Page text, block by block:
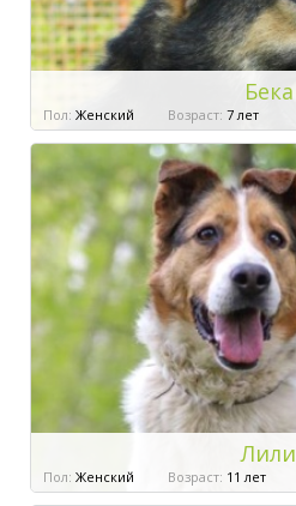
Бека
Пол: Женский Возраст: 7 лет
Лили
Пол: Женский Возраст: 11 лет